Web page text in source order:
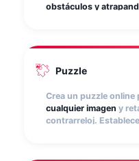
obstáculos y
Puzzle
Crea un puzzle online
cualquier imagen y
contrarreloj.